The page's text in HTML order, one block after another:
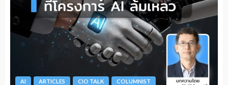
AI ARTICLES CIO TALK
COLUMNIST